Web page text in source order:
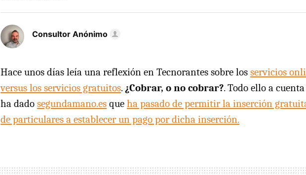
Consultor Anónimo
Hace unos días leía una reflexión en Tecnorantes sobre los servicios
versus los servicios gratuitos. ¿Cobrar, o no cobrar?. Todo ello a
ha dado segundamano.es que ha pasado de permitir la inserción
de particulares a establecer un pago por dicha inserción.